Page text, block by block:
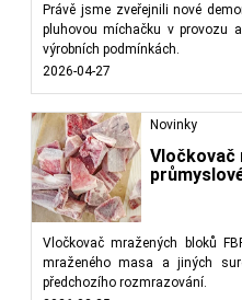
Právě jsme zveřejnili nové
pluhovou míchačku v provozu
výrobních podmínkách.
2026-04-27
Novinky
Vločkovač
Vločkovač mražených bloků
mraženého masa a jiných
předchozího rozmrazování.